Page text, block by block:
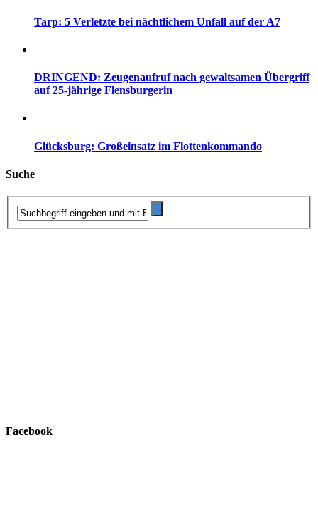
Tarp: 5 Verletzte bei nächtlichem Unfall auf der A7
DRINGEND: Zeugenaufruf nach gewaltsamen Übergriff
auf 25-jährige Flensburgerin
Glücksburg: Großeinsatz im Flottenkommando
Suche
Facebook